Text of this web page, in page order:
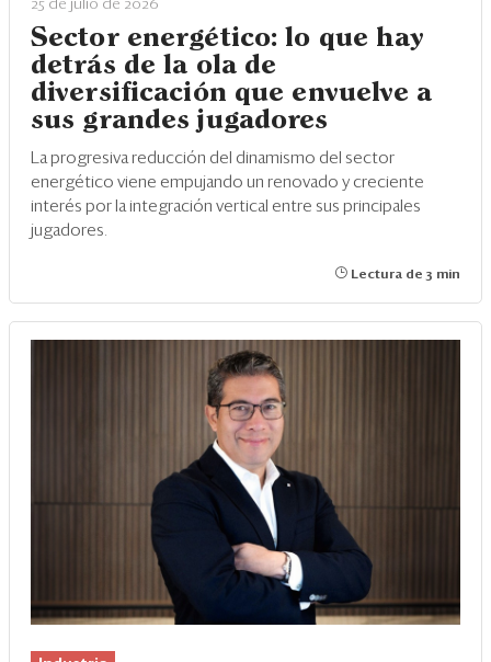
25 de julio de 2026
Sector energético: lo que hay
detrás de la ola de
diversificación que envuelve a
sus grandes jugadores
La progresiva reducción del dinamismo del sector
energético viene empujando un renovado y creciente
interés por la integración vertical entre sus principales
jugadores.
Lectura de 3 min